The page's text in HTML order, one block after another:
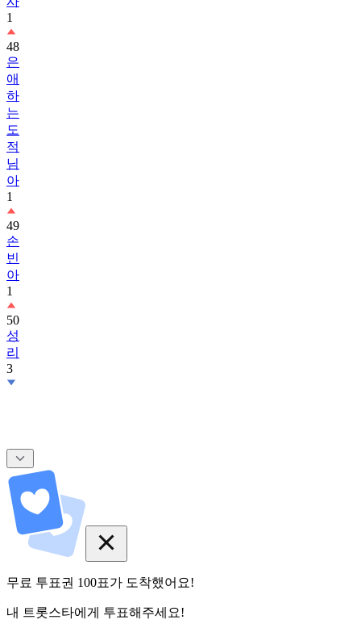
1
48
은
애
하
는
도
적
님
아
1
49
손
빈
아
1
50
성
리
3
무료 투표권 100표가 도착했어요!
내 트롯스타에게 투표해주세요!